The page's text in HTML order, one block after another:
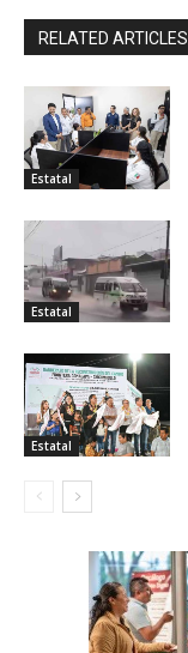
RELATED ARTICLES
Estatal
Estatal
Estatal